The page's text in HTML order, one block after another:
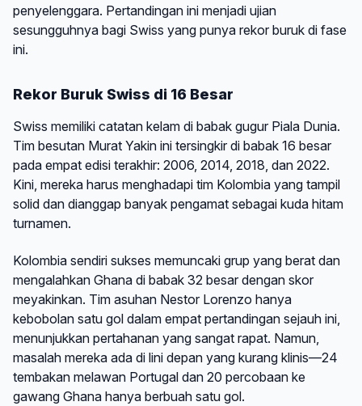
penyelenggara. Pertandingan ini menjadi ujian
sesungguhnya bagi Swiss yang punya rekor buruk di fase
ini.
Rekor Buruk Swiss di 16 Besar
Swiss memiliki catatan kelam di babak gugur Piala Dunia.
Tim besutan Murat Yakin ini tersingkir di babak 16 besar
pada empat edisi terakhir: 2006, 2014, 2018, dan 2022.
Kini, mereka harus menghadapi tim Kolombia yang tampil
solid dan dianggap banyak pengamat sebagai kuda hitam
turnamen.
Kolombia sendiri sukses memuncaki grup yang berat dan
mengalahkan Ghana di babak 32 besar dengan skor
meyakinkan. Tim asuhan Nestor Lorenzo hanya
kebobolan satu gol dalam empat pertandingan sejauh ini,
menunjukkan pertahanan yang sangat rapat. Namun,
masalah mereka ada di lini depan yang kurang klinis—24
tembakan melawan Portugal dan 20 percobaan ke
gawang Ghana hanya berbuah satu gol.